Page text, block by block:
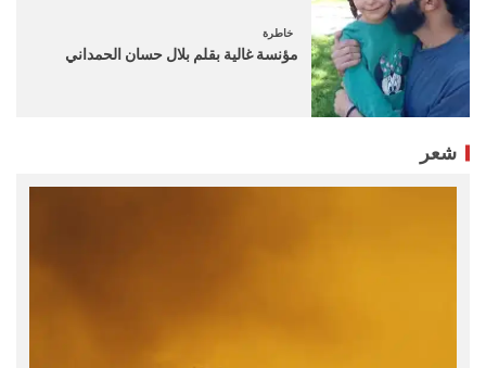
خاطرة
مؤنسة غالية بقلم بلال حسان الحمداني
شعر